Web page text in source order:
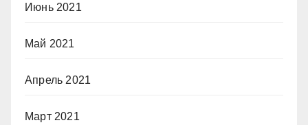
Июнь 2021
Май 2021
Апрель 2021
Март 2021